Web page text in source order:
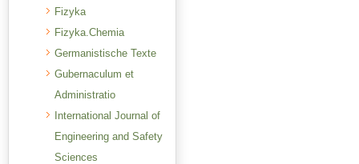
Fizyka
Fizyka.Chemia
Germanistische Texte
Gubernaculum et
Administratio
International Journal of
Engineering and Safety
Sciences